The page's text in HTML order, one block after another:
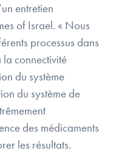
entretien
of Israel. « Nous
processus dans
connectivité
du système
du système de
des médicaments
les résultats.